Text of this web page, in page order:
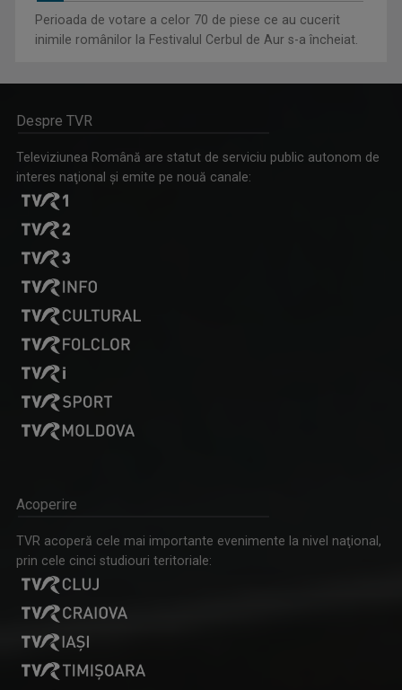
Perioada de votare a celor 70 de piese ce au cucerit
inimile românilor la Festivalul Cerbul de Aur s-a încheiat.
Despre TVR
Televiziunea Română are statut de serviciu public autonom de
interes naţional şi emite pe nouă canale:
Acoperire
TVR acoperă cele mai importante evenimente la nivel naţional,
prin cele cinci studiouri teritoriale: